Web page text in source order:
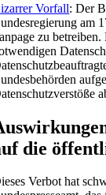
Vorfall: Der
am
zu
die
Verbot hat